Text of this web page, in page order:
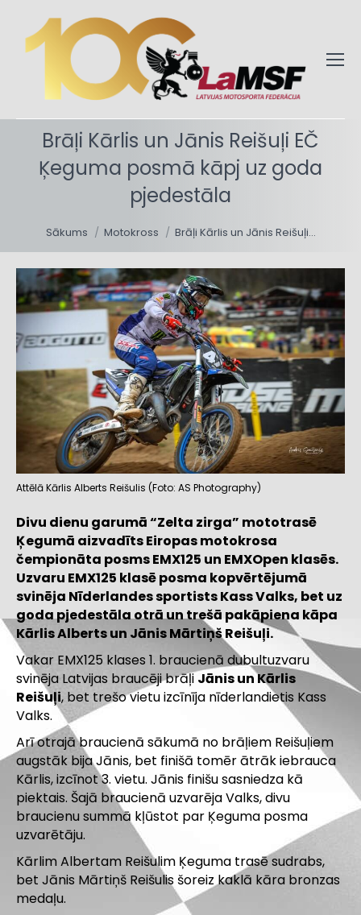
Brāļi Kārlis un Jānis Reišuļi EČ
Ķeguma posmā kāpj uz goda
pjedestāla
Sākums Motokross Brāļi Kārlis un Jānis Reišuļi…
Attēlā Kārlis Alberts Reišulis (Foto: AS Photography)
Divu dienu garumā“Zelta zirga” mototrasē
Ķegumā aizvadīts Eiropas motokrosa
čempionāta posms EMX125 un EMXOpen klasēs.
Uzvaru EMX125 klasē posma kopvērtējumā
svinēja Nīderlandes sportists Kass Valks, bet uz
goda pjedestāla otrā un trešā pakāpiena kāpa
Kārlis Alberts un Jānis Mārtiņš Reišuļi.
Vakar EMX125 klases 1. braucienā dubultuzvaru
svinēja Latvijas braucēji brāļiJānis un Kārlis
Reišuļi, bet trešo vietu izcīnīja nīderlandietis Kass
Valks.
Arī otrajā braucienā sākumā no brāļiem Reišuļiem
augstāk bija Jānis, bet finišā tomēr ātrāk iebrauca
Kārlis, izcīnot 3. vietu. Jānis finišu sasniedza kā
piektais. Šajā braucienā uzvarēja Valks, divu
braucienu summā kļūstot par Ķeguma posma
uzvarētāju.
Kārlim Albertam Reišulim Ķeguma trasē sudrabs,
bet Jānis Mārtiņš Reišulis šoreiz kaklā kāra bronzas
medaļu.